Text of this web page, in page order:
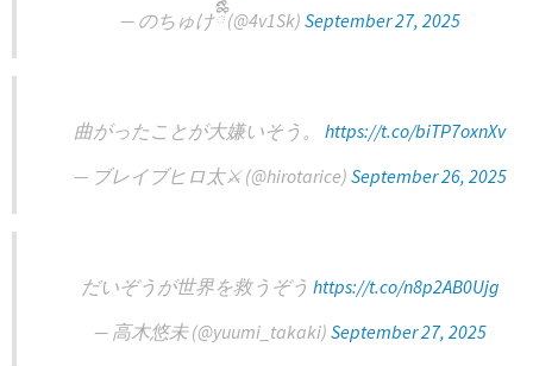
— のちゅけྀིྀི (@4v1Sk) September 27, 2025
曲がったことが大嫌いそう。 https://t.co/biTP7oxnXv
— ブレイブヒロ太⚔️ (@hirotarice) September 26, 2025
だいぞうが世界を救うぞう https://t.co/n8p2AB0Ujg
— 高木悠未 (@yuumi_takaki) September 27, 2025